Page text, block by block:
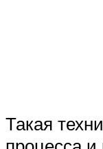
Такая